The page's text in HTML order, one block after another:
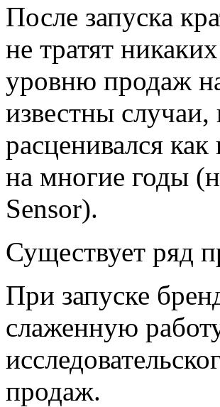
После запуска
не тратят
уровню продаж
известны случаи,
расценивался
на многие годы
Sensor).
Существует ряд
При запуске
слаженную
продаж.